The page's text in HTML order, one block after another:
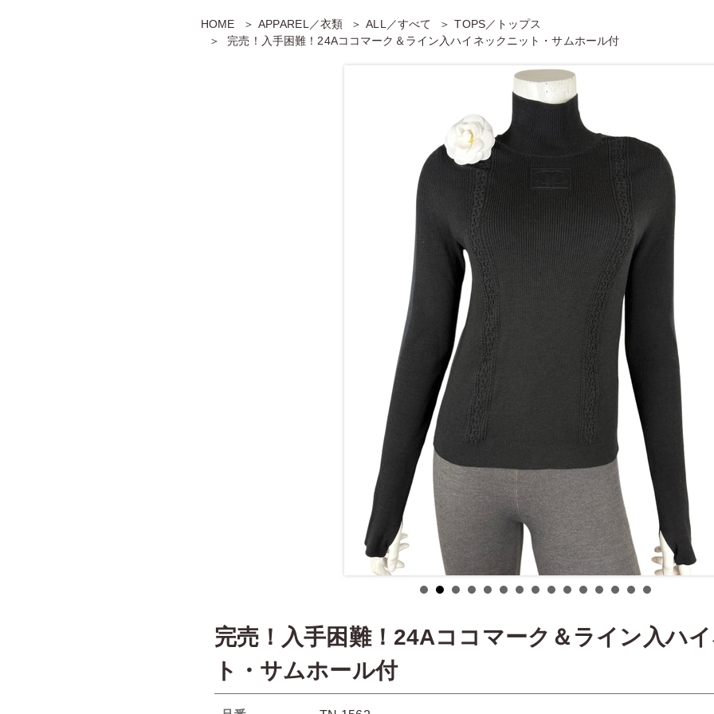
HOME APPAREL／衣類 ALL／すべて
TOPS／トップス
完売！入手困難！24Aココマーク＆ライン入ハイネックニット・サムホール付
完売！入手困難！24Aココマーク＆ライン入ハ
ト・サムホール付